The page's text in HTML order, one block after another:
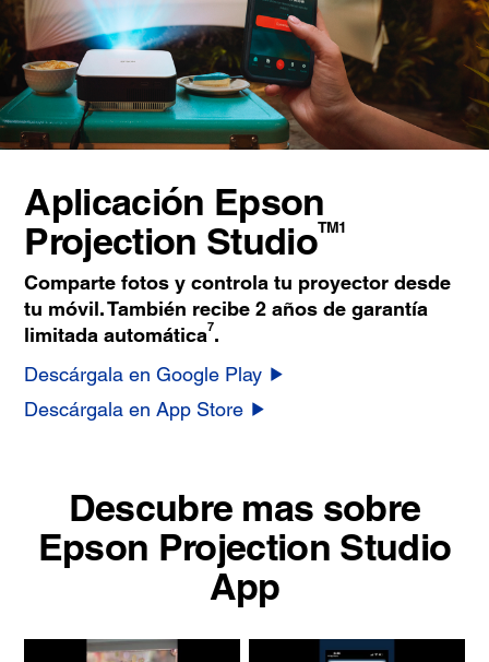
Aplicación Epson
Projection StudioTM1
Comparte fotos y controla tu proyector desde
tu móvil. También recibe 2 años de garantía
limitada automática7.
Descárgala en Google Play
Descárgala en App Store
Descubre mas sobre
Epson Projection Studio
App